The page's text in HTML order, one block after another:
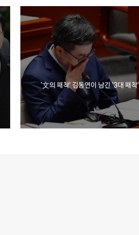
'文의 패착' 김동연이 남긴 '3대 패착'